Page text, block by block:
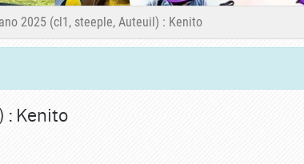
2025 (cl1, steeple, Auteuil) : Kenito
: Kenito